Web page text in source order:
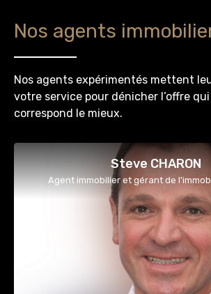
Nos agents
Nos agents expérimentés mettent
votre service pour dénicher l’offre
correspond le mieux.
Steve CHARON
Agent immobilier et gérant de